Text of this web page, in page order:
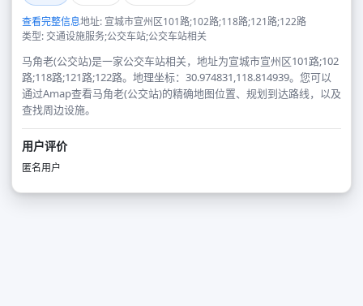
查看完整信息地址: 宣城市宣州区101路;102路;118路;121路;122路
类型: 交通设施服务;公交车站;公交车站相关
马角老(公交站)是一家公交车站相关，地址为宣城市宣州区101路;102
路;118路;121路;122路。地理坐标：30.974831,118.814939。您可以
通过Amap查看马角老(公交站)的精确地图位置、规划到达路线，以及
查找周边设施。
用户评价
匿名用户